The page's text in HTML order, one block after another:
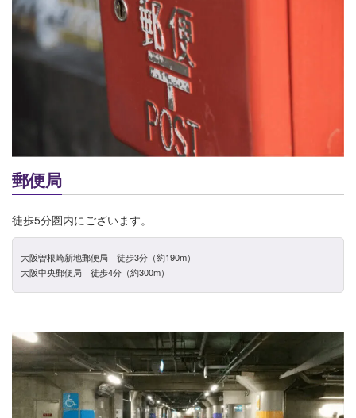
郵便局
徒歩5分圏内にございます。
大阪曽根崎新地郵便局 徒歩3分（約190m）
大阪中央郵便局 徒歩4分（約300m）